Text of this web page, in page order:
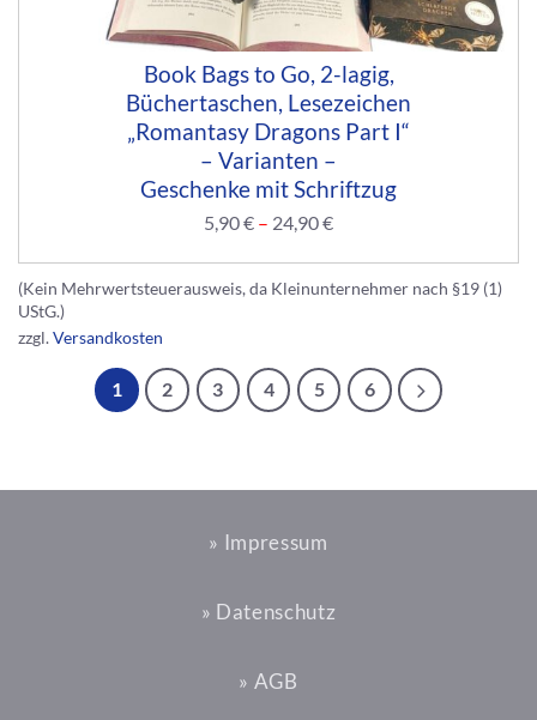
Book Bags to Go, 2-lagig,
Büchertaschen, Lesezeichen
„Romantasy Dragons Part I“
– Varianten –
Geschenke mit Schriftzug
5,90€ – 24,90€
(Kein Mehrwertsteuerausweis, da Kleinunternehmer nach §19 (1)
UStG.)
zzgl.Versandkosten
1 2 3 4 5 6
» Impressum
» Datenschutz
» AGB